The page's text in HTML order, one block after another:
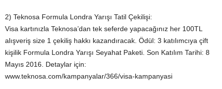
2) Teknosa Formula Londra Yarışı Tatil Çekilişi:
Visa kartınızla Teknosa’dan tek seferde yapacağınız her 100TL
alışveriş size 1 çekiliş hakkı kazandıracak. Ödül: 3 katılımcıya çift
kişilik Formula Londra Yarışı Seyahat Paketi. Son Katılım Tarihi: 8
Mayıs 2016. Detaylar için:
www.teknosa.com/kampanyalar/366/visa-kampanyasi